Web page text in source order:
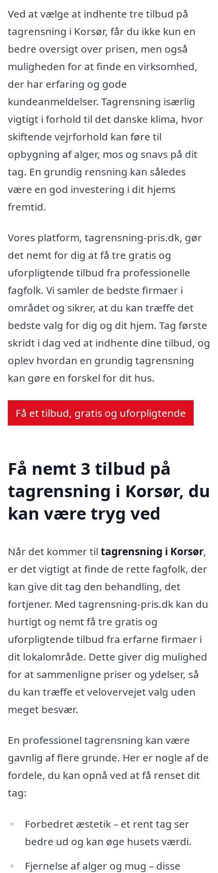
Ved at vælge at indhente tre tilbud på
tagrensning i Korsør, får du ikke kun en
bedre oversigt over prisen, men også
muligheden for at finde en virksomhed,
der har erfaring og gode
kundeanmeldelser. Tagrensning isærlig
vigtigt i forhold til det danske klima, hvor
skiftende vejrforhold kan føre til
opbygning af alger, mos og snavs på dit
tag. En grundig rensning kan således
være en god investering i dit hjems
fremtid.
Vores platform, tagrensning-pris.dk, gør
det nemt for dig at få tre gratis og
uforpligtende tilbud fra professionelle
fagfolk. Vi samler de bedste firmaer i
området og sikrer, at du kan træffe det
bedste valg for dig og dit hjem. Tag første
skridt i dag ved at indhente dine tilbud, og
oplev hvordan en grundig tagrensning
kan gøre en forskel for dit hus.
Få et tilbud, gratis og uforpligtende
Få nemt 3 tilbud på
tagrensning i Korsør, du
kan være tryg ved
Når det kommer til tagrensning i Korsør,
er det vigtigt at finde de rette fagfolk, der
kan give dit tag den behandling, det
fortjener. Med tagrensning-pris.dk kan du
hurtigt og nemt få tre gratis og
uforpligtende tilbud fra erfarne firmaer i
dit lokalområde. Dette giver dig mulighed
for at sammenligne priser og ydelser, så
du kan træffe et velovervejet valg uden
meget besvær.
En professionel tagrensning kan være
gavnlig af flere grunde. Her er nogle af de
fordele, du kan opnå ved at få renset dit
tag:
Forbedret æstetik – et rent tag ser
bedre ud og kan øge husets værdi.
Fjernelse af alger og mug – disse